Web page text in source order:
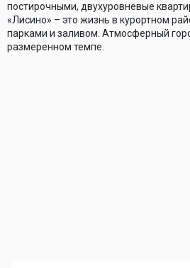
постирочными, двухуровневые
«Лисино» – это жизнь в курортном
парками и заливом. Атмосферный
размеренном темпе.